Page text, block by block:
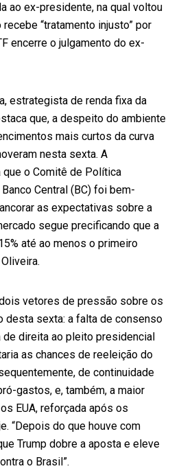
ao ex-presidente, na qual voltou
“tratamento injusto” por
encerre o julgamento do ex-
estrategista de renda fixa da
que, a despeito do ambiente
mais curtos da curva
nesta sexta. A
o Comitê de Política
Central (BC) foi bem-
as expectativas sobre a
segue precificando que a
até ao menos o primeiro
vetores de pressão sobre os
desta sexta: a falta de consenso
de direita ao pleito presidencial
as chances de reeleição do
de continuidade
gastos, e, também, a maior
EUA, reforçada após os
“Depois do que houve com
Trump dobre a aposta e eleve
o Brasil”.